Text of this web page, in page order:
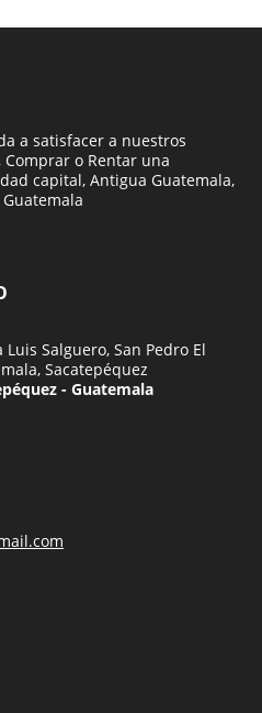
a satisfacer a nuestros
o Rentar una
capital, Antigua Guatemala,
Luis Salguero, San Pedro El
Sacatepéquez
- Guatemala